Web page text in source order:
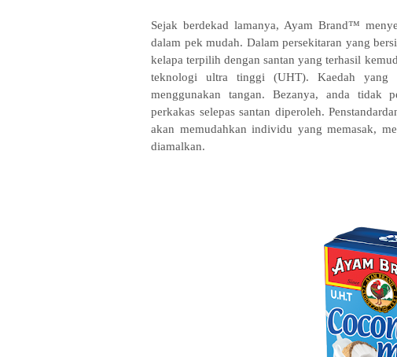
Sejak berdekad lamanya, Ayam Brand™
dalam pek mudah. Dalam persekitaran yang
kelapa terpilih dengan santan yang terhasil
teknologi ultra tinggi (UHT). Kaedah yang
menggunakan tangan. Bezanya, anda tidak
perkakas selepas santan diperoleh.
akan memudahkan individu yang memasak,
diamalkan.